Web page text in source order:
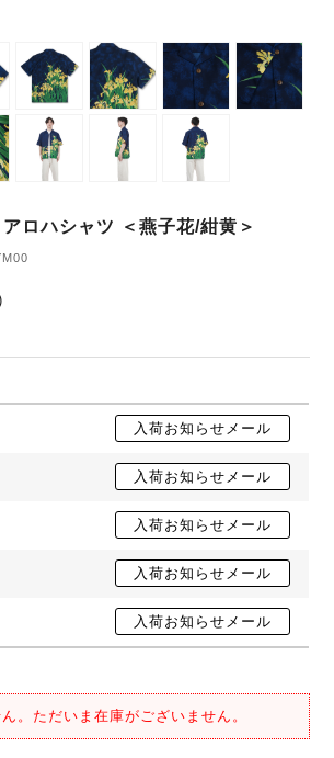
ロハシャツ ＜燕子花/紺黄＞
。ただいま在庫がございません。